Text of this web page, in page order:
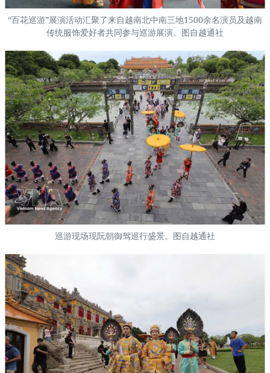
“百花巡游”展演活动汇聚了来自越南北中南三地1500余名演员及越南
传统服饰爱好者共同参与巡游展演。图自越通社
巡游现场现阮朝御驾巡行盛景。图自越通社